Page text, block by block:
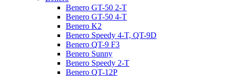
Benero GT-50 2-T
Benero GT-50 4-T
Benero K2
Benero Speedy 4-T, QT-9D
Benero QT-9 F3
Benero Sunny
Benero Speedy 2-T
Benero QT-12P